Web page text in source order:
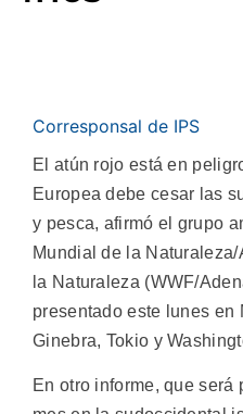
Corresponsal de IPS
El atún rojo está en
Europea debe cesar las
y pesca, afirmó el grupo
Mundial de la
la Naturaleza (WWF/
presentado este lunes en
Ginebra, Tokio y
En otro informe, que será